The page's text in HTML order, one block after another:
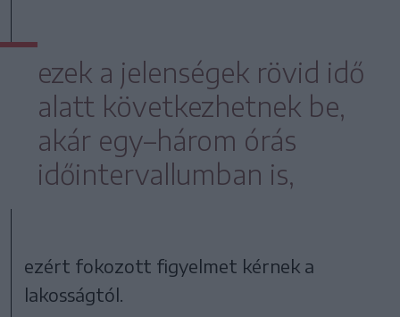
ezek a jelenségek rövid idő
alatt következhetnek be,
akár egy–három órás
időintervallumban is,
ezért fokozott figyelmet kérnek a
lakosságtól.